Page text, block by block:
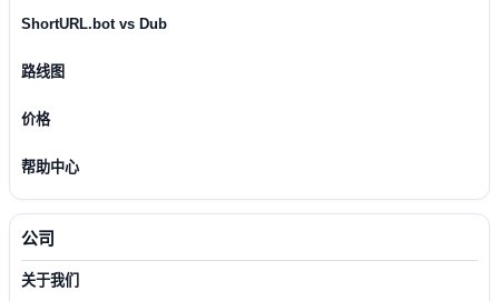
ShortURL.bot vs Dub
路线图
价格
帮助中心
公司
关于我们